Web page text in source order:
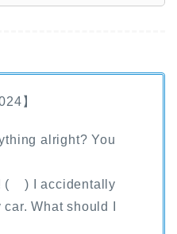
】
alright? You
( ) I accidentally
What should I